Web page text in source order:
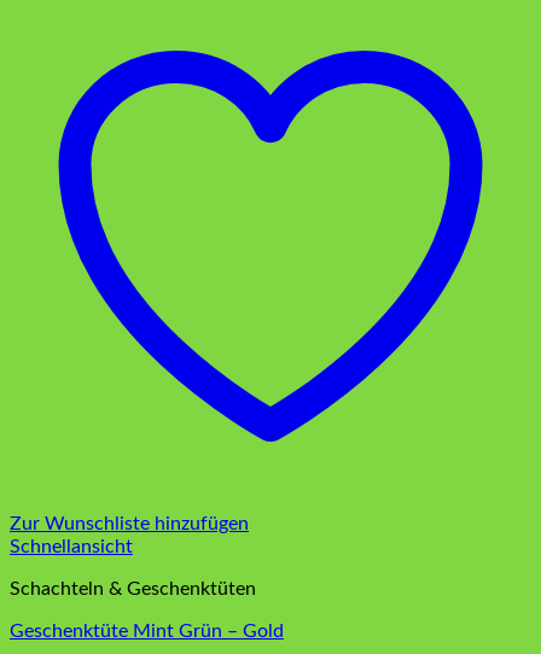
Zur Wunschliste hinzufügen
Schnellansicht
Schachteln & Geschenktüten
Geschenktüte Mint Grün – Gold